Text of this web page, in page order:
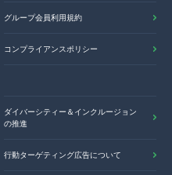
グループ会員利用規約
コンプライアンスポリシー
ダイバーシティー＆インクルージョン
の推進
行動ターゲティング広告について